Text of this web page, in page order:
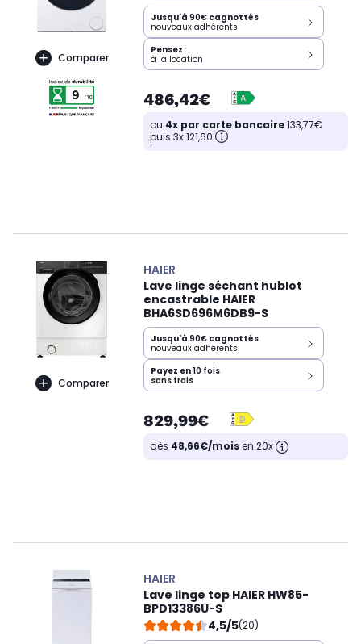
Comparer
Jusqu'à 90€ cagnottés
nouveaux adhérents
Pensez
à la location
486,42€
ou 4x par carte bancaire133,77€
puis 3x 121,60
Comparer
HAIER
Lave linge séchant hublot
encastrable HAIER
BHA6SD696M6DB9-S
Jusqu'à 90€ cagnottés
nouveaux adhérents
Payez en10 fois
sans frais
829,99€
dès 48,66€/moisen 20x
HAIER
Lave linge top HAIER HW85-
BPD13386U-S
4,5/5(20)